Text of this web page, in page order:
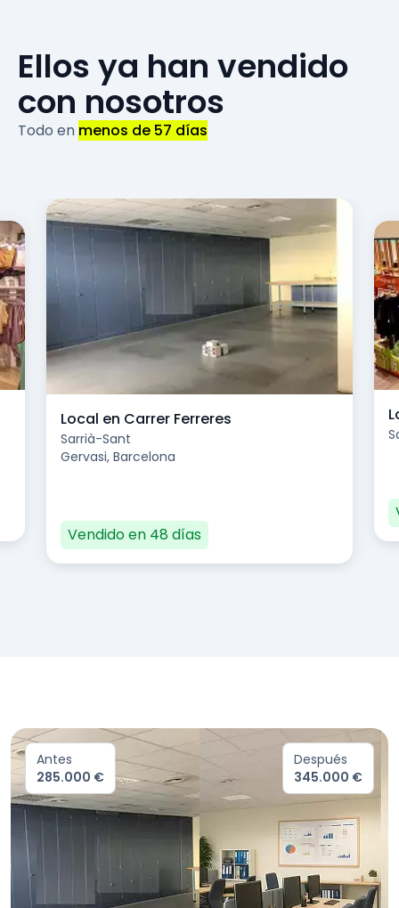
Ellos ya han vendido
con nosotros
Todo en menos de 57 días
Local en Carrer Ferreres
Sarrià-Sant
Gervasi, Barcelona
Vendido en 48 días
Antes
285.000 €
Después
345.000 €